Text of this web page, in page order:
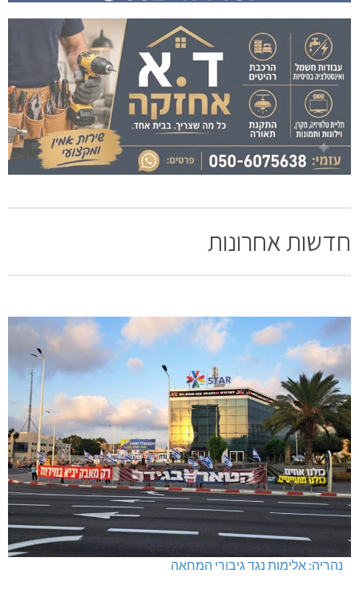
חדשות אחרונות
נהריה: אלימות נגד גיבורי המחאה